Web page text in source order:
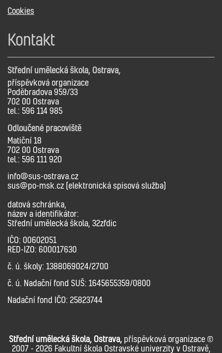
Cookies
Kontakt
Střední umělecká škola, Ostrava,
příspěvková organizace
Poděbradova 959/33
702 00 Ostrava
tel.: 596 114 985
Odloučené pracoviště
Matiční 18
702 00 Ostrava
tel.: 596 111 920
info@sus-ostrava.cz
sus@po-msk.cz (elektronická spisová služba)
datová schránka,
název a identifikátor:
Střední umělecká škola, 32zfdic
IČO: 00602051
RED-IZO: 600017630
č. ú. školy: 1388069024/2700
č. ú. Nadační fond SUŠ: 1645655359/0800
Nadační fond IČO: 25823744
Střední umělecká škola, Ostrava, příspěvková organizace ©
2007 - 2026 Fakultní škola Ostravské univerzity v Ostravě,